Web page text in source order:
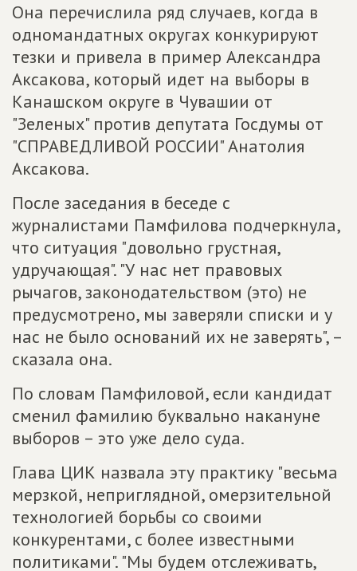
Она перечислила ряд случаев, когда в
одномандатных округах конкурируют
тезки и привела в пример Александра
Аксакова, который идет на выборы в
Канашском округе в Чувашии от
"Зеленых" против депутата Госдумы от
"СПРАВЕДЛИВОЙ РОССИИ" Анатолия
Аксакова.
После заседания в беседе с
журналистами Памфилова подчеркнула,
что ситуация "довольно грустная,
удручающая". "У нас нет правовых
рычагов, законодательством (это) не
предусмотрено, мы заверяли списки и у
нас не было оснований их не заверять", –
сказала она.
По словам Памфиловой, если кандидат
сменил фамилию буквально накануне
выборов – это уже дело суда.
Глава ЦИК назвала эту практику "весьма
мерзкой, неприглядной, омерзительной
технологией борьбы со своими
конкурентами, с более известными
политиками". "Мы будем отслеживать,